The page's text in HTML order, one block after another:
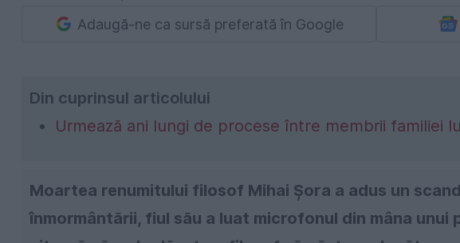
Adaugă-ne ca sursă preferată în Google
Din cuprinsul articolului
Urmează ani lungi de procese între membrii familiei
Moartea renumitului filosof Mihai Șora a adus un
înmormântării, fiul său a luat microfonul din mâna unui